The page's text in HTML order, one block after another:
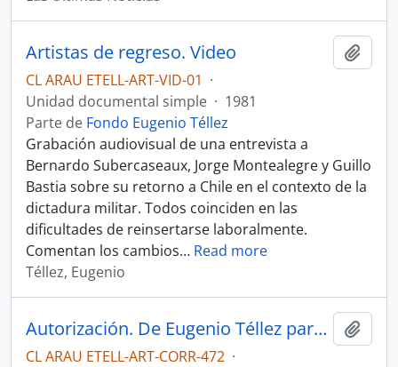
Artistas de regreso. Video
CL ARAU ETELL-ART-VID-01 ·
Unidad documental simple · 1981
Parte de Fondo Eugenio Téllez
Grabación audiovisual de una entrevista a
Bernardo Subercaseaux, Jorge Montealegre y Guillo
Bastia sobre su retorno a Chile en el contexto de la
dictadura militar. Todos coinciden en las
dificultades de reinsertarse laboralmente.
Comentan los cambios… Read more
Téllez, Eugenio
Autorización. De Eugenio Téllez para el Museo Nacional de Bellas Artes.
CL ARAU ETELL-ART-CORR-472 ·